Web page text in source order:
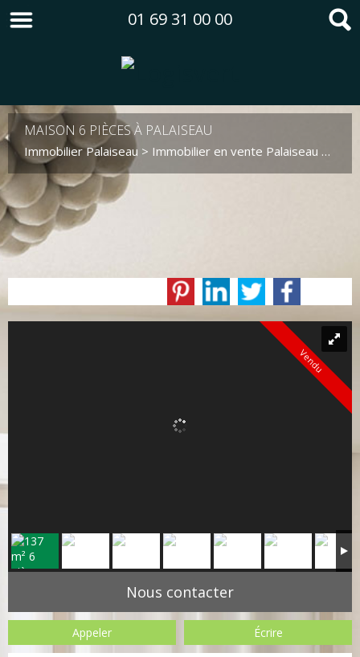
01 69 31 00 00
MAISON 6 PIÈCES À PALAISEAU
Immobilier Palaiseau > Immobilier en vente Palaiseau >
Vendu
Nous contacter
Appeler Écrire